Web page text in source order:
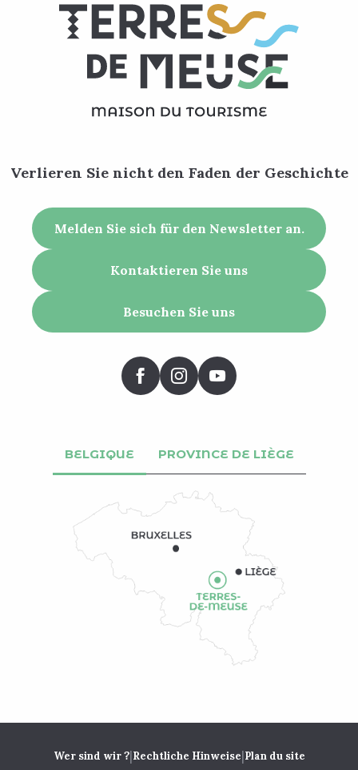
Verlieren Sie nicht den Faden der Geschichte
Melden Sie sich für den Newsletter an.
Kontaktieren Sie uns
Besuchen Sie uns
BELGIQUE PROVINCE DE LIÈGE
Wer sind wir ?|Rechtliche Hinweise|Plan du site